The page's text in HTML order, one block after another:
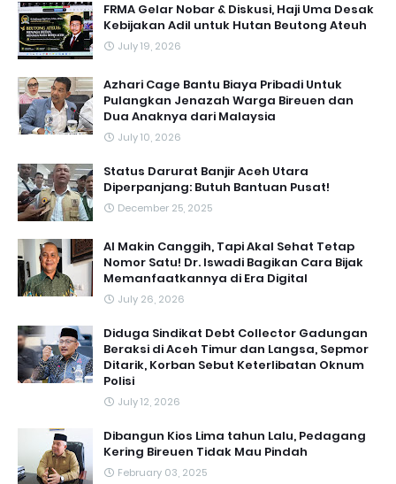
FRMA Gelar Nobar & Diskusi, Haji Uma Desak
Kebijakan Adil untuk Hutan Beutong Ateuh
July 19, 2026
Azhari Cage Bantu Biaya Pribadi Untuk
Pulangkan Jenazah Warga Bireuen dan
Dua Anaknya dari Malaysia
July 10, 2026
Status Darurat Banjir Aceh Utara
Diperpanjang: Butuh Bantuan Pusat!
December 25, 2025
AI Makin Canggih, Tapi Akal Sehat Tetap
Nomor Satu! Dr. Iswadi Bagikan Cara Bijak
Memanfaatkannya di Era Digital
July 26, 2026
Diduga Sindikat Debt Collector Gadungan
Beraksi di Aceh Timur dan Langsa, Sepmor
Ditarik, Korban Sebut Keterlibatan Oknum
Polisi
July 12, 2026
Dibangun Kios Lima tahun Lalu, Pedagang
Kering Bireuen Tidak Mau Pindah
February 03, 2025